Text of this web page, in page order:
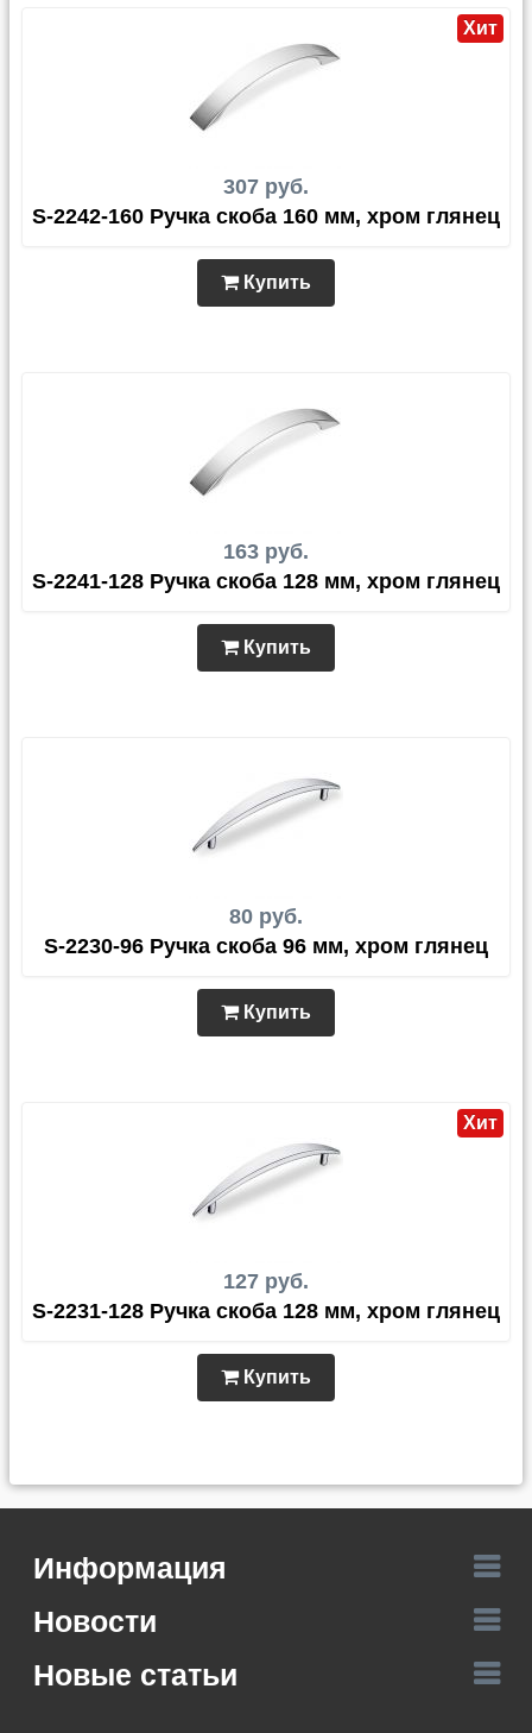
307 руб.
Хит
S-2242-160 Ручка скоба 160 мм, хром глянец
Купить
163 руб.
S-2241-128 Ручка скоба 128 мм, хром глянец
Купить
80 руб.
S-2230-96 Ручка скоба 96 мм, хром глянец
Купить
127 руб.
Хит
S-2231-128 Ручка скоба 128 мм, хром глянец
Купить
Информация
Новости
Новые статьи